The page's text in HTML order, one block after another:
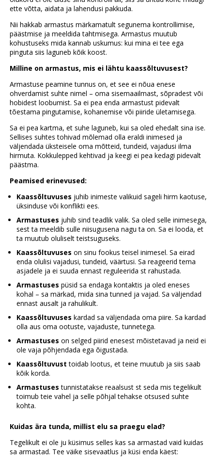
ette võtta, aidata ja lahendusi pakkuda.
Nii hakkab armastus märkamatult segunema kontrollimise,
päästmise ja meeldida tahtmisega. Armastus muutub
kohustuseks mida kannab uskumus: kui mina ei tee ega
pinguta siis laguneb kõik koost.
Milline on armastus, mis ei lähtu kaassõltuvusest?
Armastuse peamine tunnus on, et see ei nõua enese
ohverdamist suhte nimel – oma sisemaailmast, sõpradest või
hobidest loobumist. Sa ei pea enda armastust pidevalt
tõestama pingutamise, kohanemise või piiride ületamisega.
Sa ei pea kartma, et suhe laguneb, kui sa oled ehedalt sina ise.
Sellises suhtes tohivad mõlemad olla eraldi inimesed ja
väljendada üksteisele oma mõtteid, tundeid, vajadusi ilma
hirmuta. Kokkulepped kehtivad ja keegi ei pea kedagi pidevalt
päästma.
Peamised erinevused:
Kaassõltuvuses juhib inimeste valikuid sageli hirm kaotuse,
üksinduse või konflikti ees.
Armastuses juhib sind teadlik valik. Sa oled selle inimesega,
sest ta meeldib sulle niisugusena nagu ta on. Sa ei looda, et
ta muutub oluliselt teistsuguseks.
Kaassõltuvuses on sinu fookus teisel inimesel. Sa eirad
enda olulisi vajadusi, tundeid, väärtusi. Sa reageerid tema
asjadele ja ei suuda ennast reguleerida st rahustada.
Armastuses püsid sa endaga kontaktis ja oled eneses
kohal – sa märkad, mida sina tunned ja vajad. Sa väljendad
ennast ausalt ja rahulikult.
Kaassõltuvuses kardad sa väljendada oma piire. Sa kardad
olla aus oma ootuste, vajaduste, tunnetega.
Armastuses on selged piirid enesest mõistetavad ja neid ei
ole vaja põhjendada ega õigustada.
Kaassõltuvust toidab lootus, et teine muutub ja siis saab
kõik korda.
Armastusestunnistatakse reaalsust st seda mis tegelikult
toimub teie vahel ja selle põhjal tehakse otsused suhte
kohta.
Kuidas ära tunda, millist elu sa praegu elad?
Tegelikult ei ole ju küsimus selles kas sa armastad vaid kuidas
sa armastad. Tee väike sisevaatlus ja küsi enda käest: